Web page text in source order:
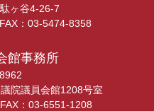
ヶ谷4-26-7
：03-5474-8358
館事務所
院議員会館1208号室
：03-6551-1208